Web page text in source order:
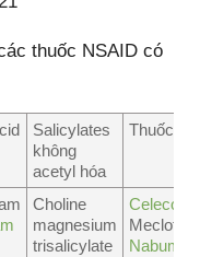
thuốc NSAID có
Salicylates
không
acetyl hóa
Thuốc
Choline
magnesium
trisalicylate
Celecoxib